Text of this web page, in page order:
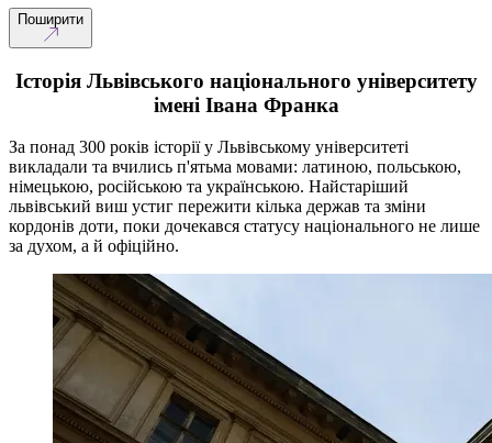
Поширити
Історія Львівського національного університету
імені Івана Франка
За понад 300 років історії у Львівському університеті
викладали та вчились п'ятьма мовами: латиною, польською,
німецькою, російською та українською. Найстаріший
львівський виш устиг пережити кілька держав та зміни
кордонів доти, поки дочекався статусу національного не лише
за духом, а й офіційно.